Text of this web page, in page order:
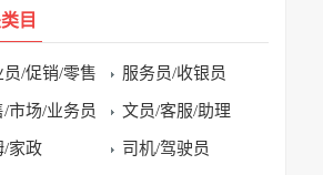
目
员/促销/零售 服务员/收银员
/市场/业务员 文员/客服/助理
/家政 司机/驾驶员